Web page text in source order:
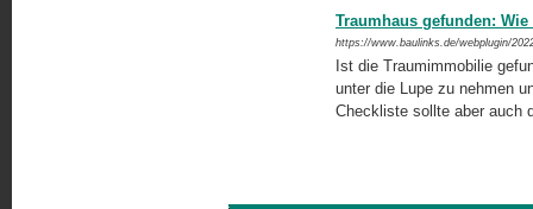
Traumhaus gefunden:
https://www.baulinks.de/webplugin/
Ist die Traumimmobilie
unter die Lupe zu nehmen
Checkliste sollte aber auch